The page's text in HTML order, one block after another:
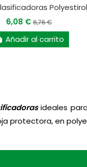
Polyestirol
6,08 €6,76 €
Añadir al carrito
ideales
protectora, en